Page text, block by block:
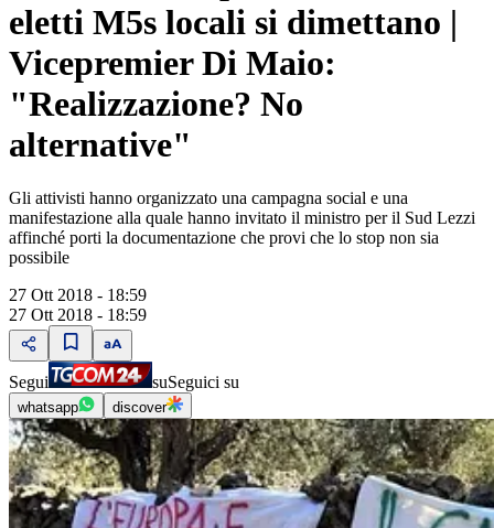
eletti M5s locali si dimettano |
Vicepremier Di Maio:
"Realizzazione? No
alternative"
Gli attivisti hanno organizzato una campagna social e una
manifestazione alla quale hanno invitato il ministro per il Sud Lezzi
affinché porti la documentazione che provi che lo stop non sia
possibile
27 Ott 2018 - 18:59
27 Ott 2018 - 18:59
Segui suSeguici su
whatsapp discover